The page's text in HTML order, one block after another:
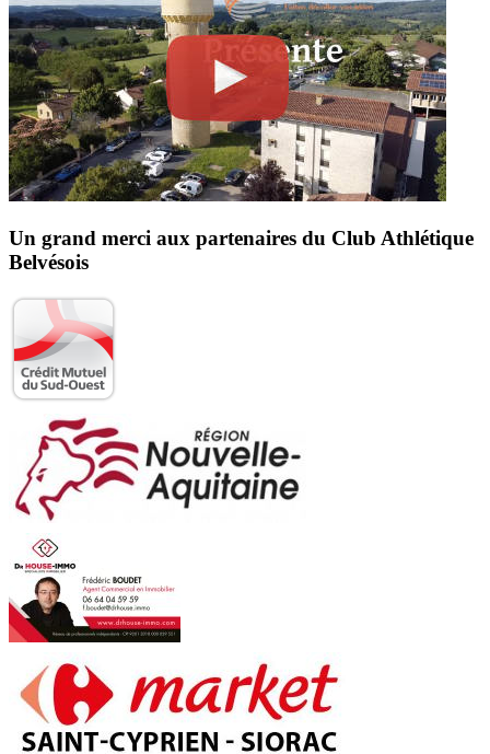
Un grand merci aux partenaires du Club Athlétique
Belvésois